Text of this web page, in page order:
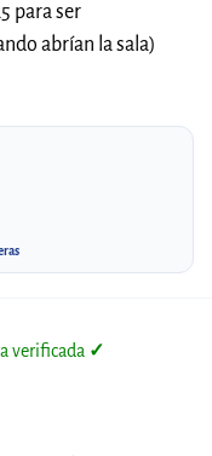
para ser
abrían la sala)
verificada ✓